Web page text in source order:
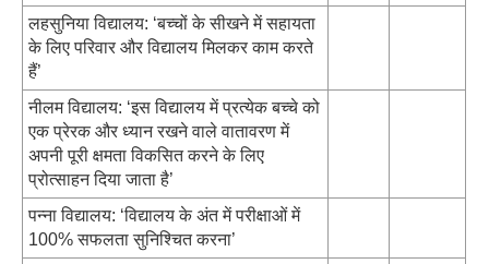
लहसुनिया विद्यालय: ‘बच्चों के सीखने में सहायता
के लिए परिवार और विद्यालय मिलकर काम करते
हैं’
नीलम विद्यालय: ‘इस विद्यालय में प्रत्येक बच्चे को
एक प्रेरक और ध्यान रखने वाले वातावरण में
अपनी पूरी क्षमता विकसित करने के लिए
प्रोत्साहन दिया जाता है’
पन्ना विद्यालय: ‘विद्यालय के अंत में परीक्षाओं में
100% सफलता सुनिश्चित करना’